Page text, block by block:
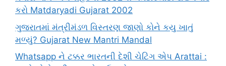
કરો Matdaryadi Gujarat 2002
ગુજરાતમાં મંત્રીમંડળ વિસ્તરણ જાણો કોને કયુ ખાતું
મળ્યું? Gujarat New Mantri Mandal
Whatsapp ને ટક્કર ભારતની દેશી ચેટિંગ એપ Arattai :